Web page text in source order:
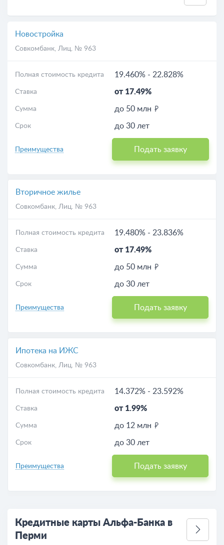
Новостройка
Совкомбанк, Лиц. № 963
Полная стоимость кредита 19.460% - 22.828%
Ставка от 17.49%
Сумма до 50 млн
Срок до 30 лет
Преимущества Подать заявку
Вторичное жилье
Совкомбанк, Лиц. № 963
Полная стоимость кредита 19.480% - 23.836%
Ставка от 17.49%
Сумма до 50 млн
Срок до 30 лет
Преимущества Подать заявку
Ипотека на ИЖС
Совкомбанк, Лиц. № 963
Полная стоимость кредита 14.372% - 23.592%
Ставка от 1.99%
Сумма до 12 млн
Срок до 30 лет
Преимущества Подать заявку
Кредитные карты Альфа-Банка в
Перми